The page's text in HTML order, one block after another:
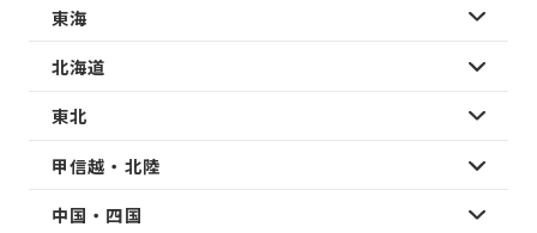
東海
北海道
東北
甲信越・北陸
中国・四国